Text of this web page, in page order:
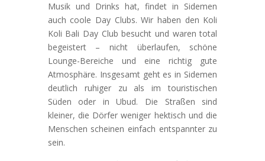
Musik und Drinks hat, findet in Sidemen
auch coole Day Clubs. Wir haben den Koli
Koli Bali Day Club besucht und waren total
begeistert – nicht überlaufen, schöne
Lounge-Bereiche und eine richtig gute
Atmosphäre. Insgesamt geht es in Sidemen
deutlich ruhiger zu als im touristischen
Süden oder in Ubud. Die Straßen sind
kleiner, die Dörfer weniger hektisch und die
Menschen scheinen einfach entspannter zu
sein.